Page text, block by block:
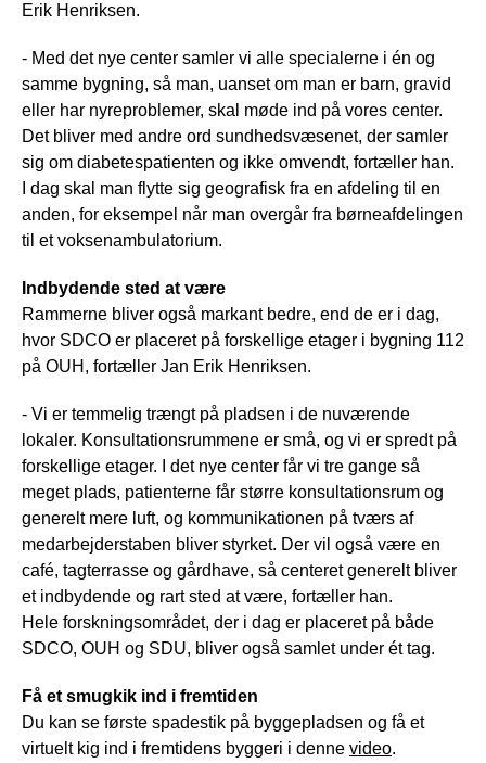
Erik Henriksen.
- Med det nye center samler vi alle specialerne i én og
samme bygning, så man, uanset om man er barn, gravid
eller har nyreproblemer, skal møde ind på vores center.
Det bliver med andre ord sundhedsvæsenet, der samler
sig om diabetespatienten og ikke omvendt, fortæller han.
I dag skal man flytte sig geografisk fra en afdeling til en
anden, for eksempel når man overgår fra børneafdelingen
til et voksenambulatorium.
Indbydende sted at være
Rammerne bliver også markant bedre, end de er i dag,
hvor SDCO er placeret på forskellige etager i bygning 112
på OUH, fortæller Jan Erik Henriksen.
- Vi er temmelig trængt på pladsen i de nuværende
lokaler. Konsultationsrummene er små, og vi er spredt på
forskellige etager. I det nye center får vi tre gange så
meget plads, patienterne får større konsultationsrum og
generelt mere luft, og kommunikationen på tværs af
medarbejderstaben bliver styrket. Der vil også være en
café, tagterrasse og gårdhave, så centeret generelt bliver
et indbydende og rart sted at være, fortæller han.
Hele forskningsområdet, der i dag er placeret på både
SDCO, OUH og SDU, bliver også samlet under ét tag.
Få et smugkik ind i fremtiden
Du kan se første spadestik på byggepladsen og få et
virtuelt kig ind i fremtidens byggeri i denne video.